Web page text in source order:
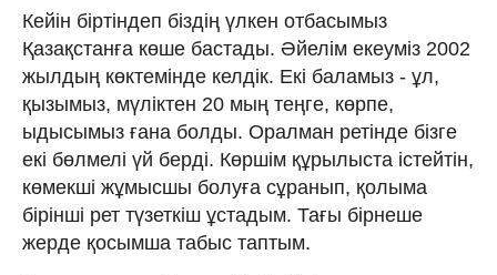
Кейін біртіндеп біздің үлкен отбасымыз
Қазақстанға көше бастады. Әйелім екеуміз 2002
жылдың көктемінде келдік. Екі баламыз - ұл,
қызымыз, мүліктен 20 мың теңге, көрпе,
ыдысымыз ғана болды. Оралман ретінде бізге
екі бөлмелі үй берді. Көршім құрылыста істейтін,
көмекші жұмысшы болуға сұранып, қолыма
бірінші рет түзеткіш ұстадым. Тағы бірнеше
жерде қосымша табыс таптым.